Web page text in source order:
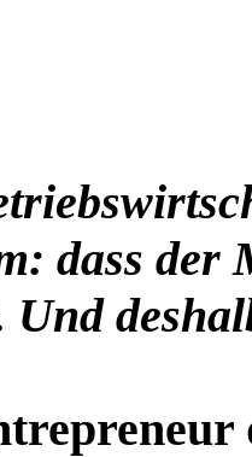
dass der